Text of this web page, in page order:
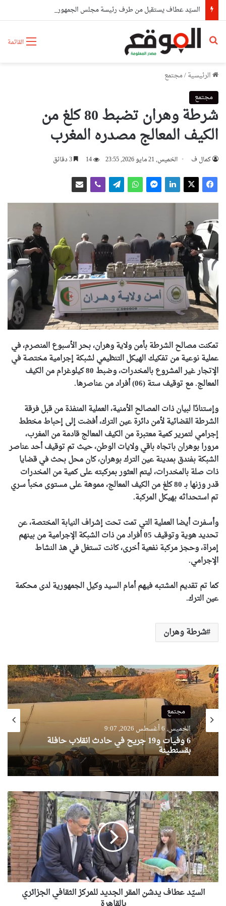
القائمة بحث عن
الرئيسية/مجتمع
مجتمع
شرطة وهران تضبط 80 كلغ من
الكيف المعالج مصدره المغرب
كمال ف الخميس, 21 مايو 2026, 23:55 14
تمكنت مصالح الشرطة بأمن ولاية وهران، بحر الأسبوع المنصرم، في
عملية نوعية من تفكيك الهيكل التنظيمي لشبكة إجرامية مختصة في
الإتجار غير المشروع بالمخدرات، وضبط 80 كيلوغرام من الكيف
المعالج. مع توقيف ستة (06) أفراد من عناصرها.
وإستنادًا لبيان ذات المصالح الأمنية، العملية المنفذة من قبل فرقة
الشرطة القضائية لأمن دائرة عين الترك، أفضت إلى إحباط مخطط
إجرامي لتمرير كمية معتبرة من الكيف المعالج قادمة من المغرب،
مرورا بوهران باتجاه باقي ولايات الوطن، حيث تم توقيف أحد عناصر
الشبكة بفندق بمدينة عين الترك بوهران، كان محل بحث في قضايا
ذات صلة بالمخدرات، ليتم العثور بمركبته على كمية من المخدرات
قدر وزنها بـ 80 كلغ من الكيف المعالج، مموهة على مستوى مخبأ سري
تم استحداثه بهيكل المركبة.
وأسفرتأيضاالعملية التي تمت تحت إشراف النيابة المختصة، عن
تحديد هوية وتوقيف 05 أفراد من ذات الشبكة الإجرامية من بينهم
إمراة، وحجز مركبة نفعية أخرى، كانت تستغل في هذ النشاط
الإجرامي.
كما تم تقديم المشتبه فيهم أمام السيد وكيل الجمهورية لدى محكمة
عين الترك.
شرطة وهران
مجتمع
الخميس, 6 أغسطس 2026, 9:07
6 وفيات و19 جريح في حادث انقلاب حافلة
بقسنطينة
السيّد
عطاف
يدشن
المقر
الجديد
للمركز
الثقافي
الجزائري
بالقاهرة
السيّد عطاف يدشن المقر الجديد للمركز الثقافي الجزائري